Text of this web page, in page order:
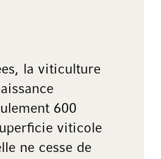
la viticulture
600
viticole
ne cesse de